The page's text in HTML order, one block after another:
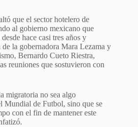
que el sector hotelero de
al gobierno mexicano que
hace casi tres años y
la gobernadora Mara Lezama y
Bernardo Cueto Riestra,
reuniones que sostuvieron con
migratoria no sea algo
Mundial de Futbol, sino que se
con el fin de mantener este